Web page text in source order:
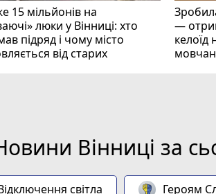
15 мільйонів на
люки у Вінниці: хто
підряд і чому місто
від старих
—
келоїд
Вінниці за
світла Героям